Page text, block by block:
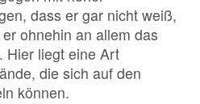
dass er gar nicht weiß,
ohnehin an allem das
Hier liegt eine Art
die sich auf den
können.